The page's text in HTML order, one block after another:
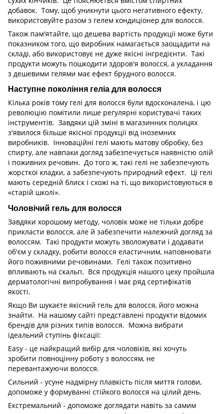
добавок. Тому, щоб уникнути цього негативного ефекту,
використовуйте разом з гелем кондиціонер для волосся.
Також пам'ятайте, що дешева вартість продукції може бути
показником того, що виробник намагається заощадити на
складі, або використовує не дуже якісні інгредієнти. Такі
продукти можуть пошкодити здоров'я волосся, а укладання
з дешевими гелями має ефект брудного волосся.
Наступне покоління геліа для волосся
Кілька років тому гелі для волосся були вдосконалена, і цю
революцію помітили лише регулярні користувачі таких
інструментів. Завдяки цій зміні в магазинних полицях
з'явилося більше якісної продукції від іноземних
виробників. Інноваційні гелі мають матову обробку, без
спирту, але навпаки догляд забезпечується наявністю олій
і поживних речовин. До того ж, такі гелі не забезпечують
жорсткої кладки, а забезпечують природний ефект. Ці гелі
мають середній блиск і схожі на ті, що використовуються в
«старій школі».
Чоловічий гель для волосся
Завдяки хорошому методу, чоловік може не тільки добре
прикласти волосся, але й забезпечити належний догляд за
волоссям. Такі продукти можуть зволожувати і додавати
об'єм у складку, робити волосся еластичним, наповнювати
його поживними речовинами. Гелі також позитивно
впливають на скальп. Вся продукція нашого цеху пройшла
дерматологічні випробування і має ряд сертифікатів
якості.
Якщо Ви шукаєте якісний гель для волосся, його можна
знайти. На нашому сайті представлені продукти відомих
брендів для різних типів волосся. Можна вибрати
ідеальний ступінь фіксації:
Easy - це найкращий вибір для чоловіків, які хочуть
зробити повноцінну роботу з волоссям, не
перевантажуючи волосся.
Сильний - усуне надмірну плавкість після миття голови,
допоможе у формуванні стійкого волосся на цілий день.
Екстремальний - допоможе доглядати навіть за самим